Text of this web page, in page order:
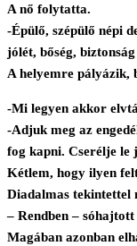
A nő folytatta.
-Épülő, szépülő népi
jólét, bőség,
A helyemre pályázik,
-Mi legyen akkor
-Adjuk meg az
fog kapni. Cserélje le
Kétlem, hogy ilyen
Diadalmas tekintettel
– Rendben –
Magában azonban